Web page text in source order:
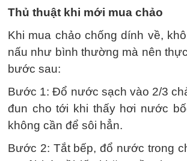
Thủ thuật khi mới mua chảo
Khi mua chảo chống dính về,
nấu như bình thường mà nên
bước sau:
Bước 1: Đổ nước sạch vào 2/3
đun cho tới khi thấy hơi nước
không cần để sôi hẳn.
Bước 2: Tắt bếp, đổ nước trong